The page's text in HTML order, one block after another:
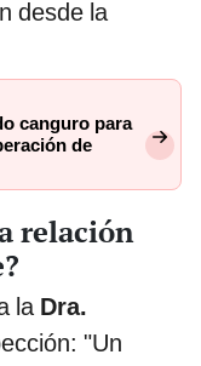
desde la
canguro para
de
relación
la Dra.
"Un